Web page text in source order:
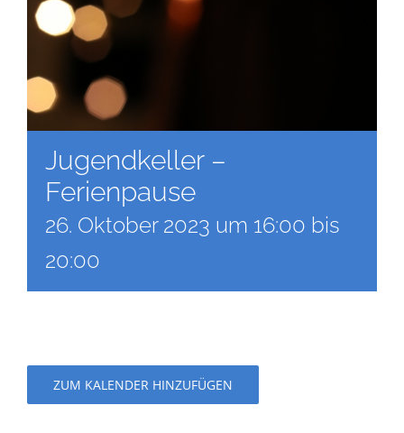
Jugendkeller –
Ferienpause
26. Oktober 2023 um 16:00 bis
20:00
ZUM KALENDER HINZUFÜGEN